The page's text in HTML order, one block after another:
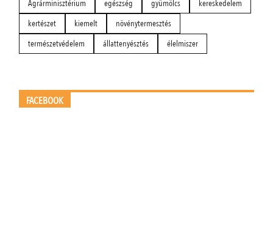
Agrárminisztérium egészség gyümölcs
kereskedelem
kertészet
kiemelt
növénytermesztés
természetvédelem
állattenyésztés élelmiszer
FACEBOOK